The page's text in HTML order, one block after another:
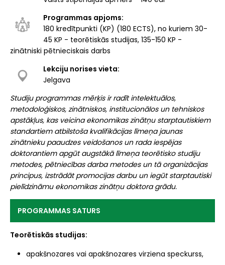
Programmas apjoms:
180 kredītpunkti (KP) (180 ECTS), no kuriem 30-
45 KP - teorētiskās studijas, 135-150 KP -
zinātniski pētnieciskais darbs
Lekciju norises vieta:
Jelgava
Studiju programmas mērķis ir radīt intelektuālos,
metodoloģiskos, zinātniskos, institucionālos un tehniskos
apstākļus, kas veicina ekonomikas zinātņu starptautiskiem
standartiem atbilstoša kvalifikācijas līmeņa jaunas
zinātnieku paaudzes veidošanos un rada iespējas
doktorantiem apgūt augstākā līmeņa teorētisko studiju
metodes, pētniecības darba metodes un tā organizācijas
principus, izstrādāt promocijas darbu un iegūt starptautiski
pielīdzināmu ekonomikas zinātņu doktora grādu.
PROGRAMMAS SATURS
Teorētiskās studijas:
apakšnozares vai apakšnozares virziena speckurss,